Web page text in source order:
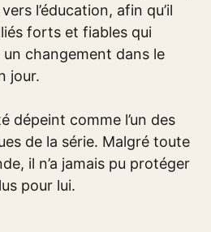
l’éducation, afin qu’il
forts et fiables qui
changement dans le
jour.
dépeint comme l’un des
de la série. Malgré toute
il n’a jamais pu protéger
pour lui.